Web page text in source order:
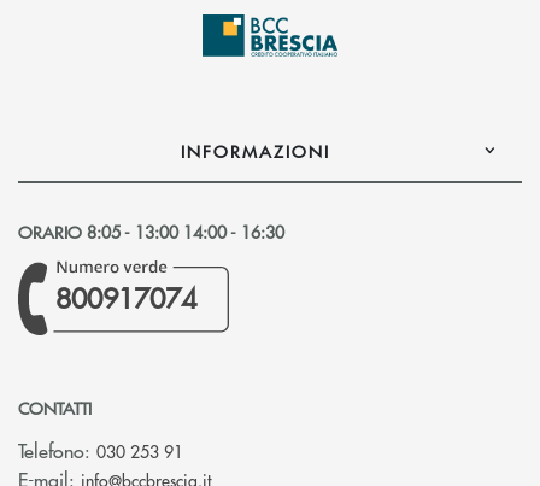
INFORMAZIONI
ORARIO 8:05 - 13:00 14:00 - 16:30
800917074
CONTATTI
Telefono: 030 253 91
E-mail: info@bccbrescia.it(si apre l’app di posta elettronica)